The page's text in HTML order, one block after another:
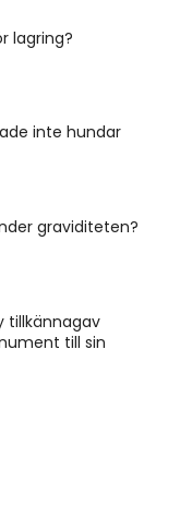
lagring?
inte hundar
graviditeten?
tillkännagav
till sin